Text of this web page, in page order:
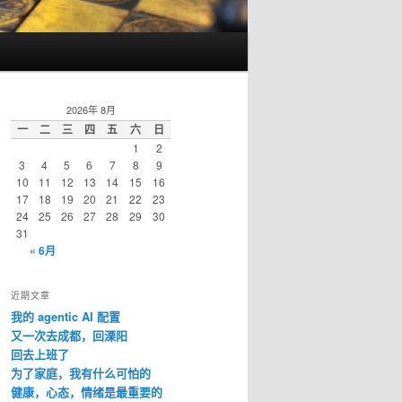
2026年 8月
一 二 三 四 五 六 日
1
2
3
4 5 6 7 8
9
10
11 12 13 14 15
16
17
18 19 20 21 22
23
24
25 26 27 28 29
30
31
« 6月
近期文章
我的 agentic AI 配置
又一次去成都，回溧阳
回去上班了
为了家庭，我有什么可怕的
健康，心态，情绪是最重要的